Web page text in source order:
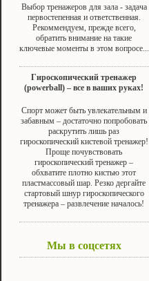
Выбор тренажеров для зала - задача
первостепенная и ответственная.
Рекоммендуем, прежде всего,
обратить внимание на такие
ключевые моменты в этом вопросе...
Гироскопический тренажер
(powerball) – все в ваших руках!
Спорт может быть увлекательным и
забавным – достаточно попробовать
раскрутить лишь раз
гироскопический кистевой тренажер!
Проще почувствовать
гироскопический тренажер –
обхватите плотно кистью этот
пластмассовый шар. Резко дергайте
стартовый шнур гироскопического
тренажера – развлечение началось!
Мы в соцсетях